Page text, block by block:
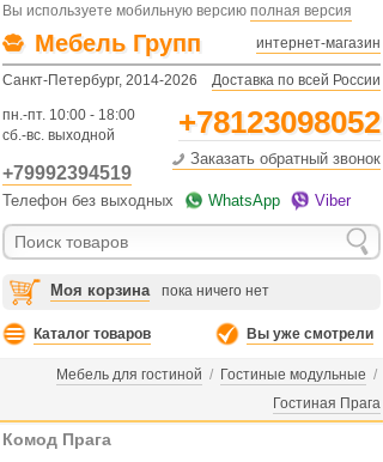
Вы используете мобильную версию полная версия
Мебель Групп интернет-магазин
Санкт-Петербург, 2014-2026 Доставка по всей России
пн.-пт. 10:00 - 18:00
сб.-вс. выходной
+78123098052
+79992394519
Заказать обратный звонок
Телефон без выходных WhatsApp Viber
Моя корзина пока ничего нет
Каталог товаров Вы уже смотрели
Мебель для гостиной / Гостиные модульные /
Гостиная Прага
Комод Прага